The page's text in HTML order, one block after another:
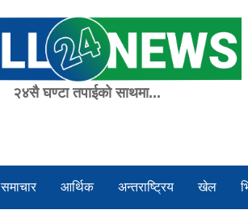
२४सै घण्टा तपाईको साथमा...
समाचार आर्थिक अन्तराष्ट्रिय खेल